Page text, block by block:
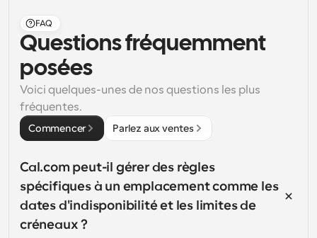
FAQ
Questions fréquemment
posées
Voici quelques-unes de nos questions les plus
fréquentes.
Commencer Parlez aux ventes
Cal.com peut-il gérer des règles
spécifiques à un emplacement comme les
dates d'indisponibilité et les limites de
créneaux ?